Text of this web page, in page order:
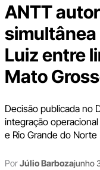
ANTT
simultânea
Luiz entre
Mato
Decisão publicada no
integração
e Rio Grande do Norte
PorJúlio Barbozajunho